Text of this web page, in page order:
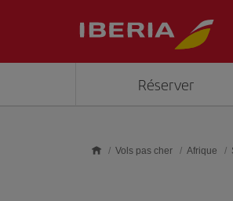
Réserver
Vols pas cher Afrique